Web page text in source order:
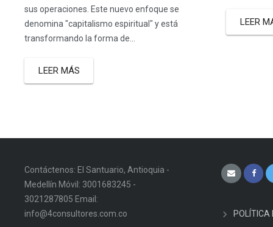
sus operaciones. Este nuevo enfoque se
denomina "capitalismo espiritual" y está
transformando la forma de...
LEER MÁS
LEER
Contáctenos: El Santuario, Antioquia -
Medellín Móvil: 3001683245 -
3021287805 Email:
info@4consultores.com.co
POLÍTICA